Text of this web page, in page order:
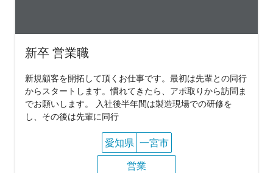
新卒 営業職
新規顧客を開拓して頂くお仕事です。最初は先輩との同行
からスタートします。慣れてきたら、アポ取りから訪問ま
でお願いします。 入社後半年間は製造現場での研修を
し、その後は先輩に同行
愛知県 一宮市
営業